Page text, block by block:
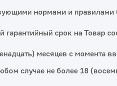
нормами и правилами
гарантийный срок на Товар
месяцев с момента
случае не более 18